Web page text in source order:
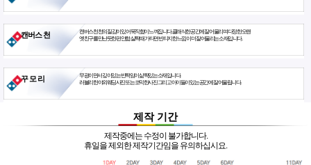
캔버스 천
캔버스천 천의 질감이 있어 묵직함이 느껴집니다. 클래식한 공간에 잘 어울리며 다정한 오랜
옛친구를 만난듯한 편안함. 살짝 때가 타면 빈티지한 느낌이 더 잘 어울리는 소재입니다.
꾸 모 리
무광이면서 깊이있는 반짝임이 삶짝있는 소재입니다.
러블리한 야외웨딩사진 또는 코믹한사진 그리고 아이들이 있는 공간에 잘 어울립니다.
제작 기간
제작중에는 수정이 불가합니다.
휴일을 제외한 제작기간임을 유의하십시요.